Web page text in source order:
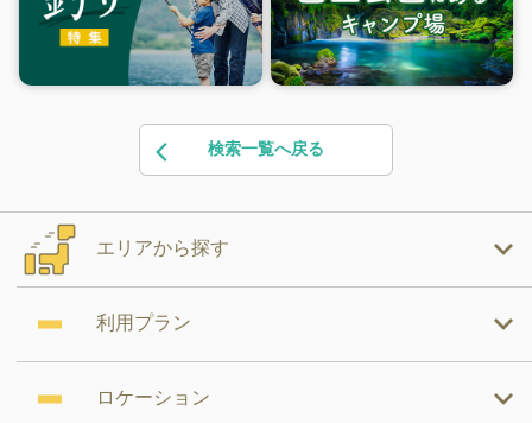
検索一覧へ戻る
エリアから探す
利用プラン
ロケーション